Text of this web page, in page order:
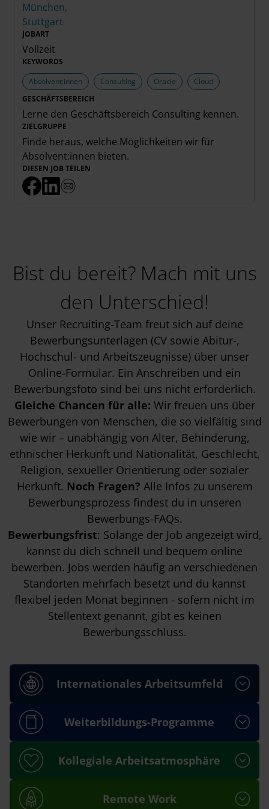
München,
Stuttgart
JOBART
Vollzeit
KEYWORDS
Absolvent:innen
Consulting Oracle
Cloud
GESCHÄFTSBEREICH
Lerne den Geschäftsbereich Consulting kennen.
ZIELGRUPPE
Finde heraus, welche Möglichkeiten wir für
Absolvent:innen bieten.
DIESEN JOB TEILEN
Bist du bereit? Mach mit uns
den Unterschied!
Unser Recruiting-Team freut sich auf deine
Bewerbungsunterlagen (CV sowie Abitur-,
Hochschul- und Arbeitszeugnisse) über unser
Online-Formular. Ein Anschreiben und ein
Bewerbungsfoto sind bei uns nicht erforderlich.
Gleiche Chancen für alle: Wir freuen uns über
Bewerbungen von Menschen, die so vielfältig sind
wie wir – unabhängig von Alter, Behinderung,
ethnischer Herkunft und Nationalität, Geschlecht,
Religion, sexueller Orientierung oder sozialer
Herkunft. Noch Fragen? Alle Infos zu unserem
Bewerbungsprozess findest du in unseren
Bewerbungs-FAQs.
Bewerbungsfrist: Solange der Job angezeigt wird,
kannst du dich schnell und bequem online
bewerben. Jobs werden häufig an verschiedenen
Standorten mehrfach besetzt und du kannst
flexibel jeden Monat beginnen - sofern nicht im
Stellentext genannt, gibt es keinen
Bewerbungsschluss.
Internationales Arbeitsumfeld
Weiterbildungs-Programme
Kollegiale Arbeitsatmosphäre
Remote Work